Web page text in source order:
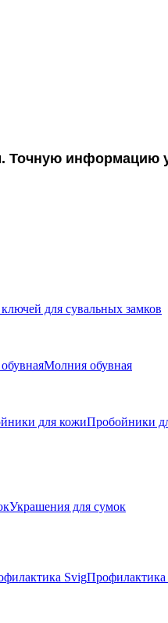
Точную информацию
для сувальных замков
Молния обувная
Пробойники
Украшения для сумок
Профилактика